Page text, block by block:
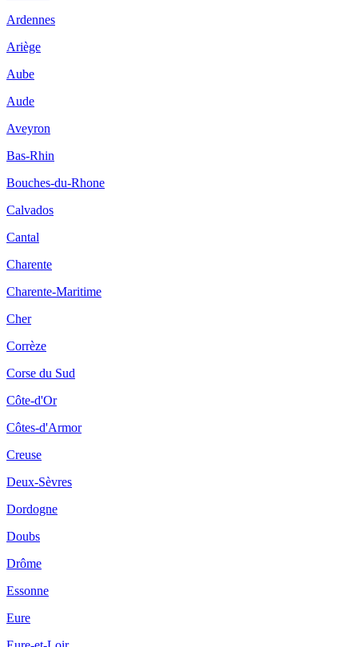
Ardennes
Ariège
Aube
Aude
Aveyron
Bas-Rhin
Bouches-du-Rhone
Calvados
Cantal
Charente
Charente-Maritime
Cher
Corrèze
Corse du Sud
Côte-d'Or
Côtes-d'Armor
Creuse
Deux-Sèvres
Dordogne
Doubs
Drôme
Essonne
Eure